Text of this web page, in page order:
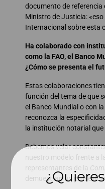
documento de referencia
Ministro de Justicia:
Internacional sobre esta
Ha colaborado con
como la FAO, el Banco
¿Cómo se presenta el
Estas colaboraciones
función del tema de que
el Banco Mundial o con
reconozca la
la institución notarial que
Debemos velar
nuestro modelo frente a
representantes de la
demuestran un